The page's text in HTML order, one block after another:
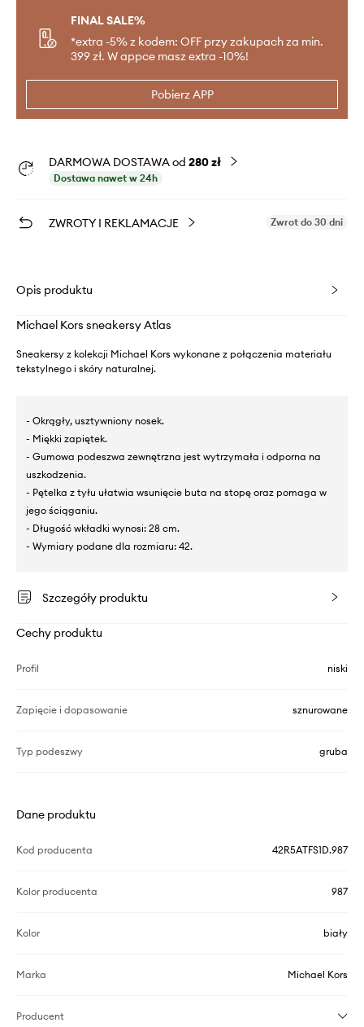
FINAL SALE%
*extra -5% z kodem: OFF przy zakupach za min.
399 zł. W appce masz extra -10%!
Pobierz APP
DARMOWA DOSTAWA od 280 zł
Dostawa nawet w 24h
ZWROTY I REKLAMACJE Zwrot do 30 dni
Opis produktu
Michael Kors sneakersy Atlas
Sneakersy z kolekcji Michael Kors wykonane z połączenia materiału
tekstylnego i skóry naturalnej.
- Okrągły, usztywniony nosek.
- Miękki zapiętek.
- Gumowa podeszwa zewnętrzna jest wytrzymała i odporna na
uszkodzenia.
- Pętelka z tyłu ułatwia wsunięcie buta na stopę oraz pomaga w
jego ściąganiu.
- Długość wkładki wynosi: 28 cm.
- Wymiary podane dla rozmiaru: 42.
Szczegóły produktu
Cechy produktu
Profil niski
Zapięcie i dopasowanie sznurowane
Typ podeszwy gruba
Dane produktu
Kod producenta 42R5ATFS1D.987
Kolor producenta 987
Kolor biały
Marka Michael Kors
Producent